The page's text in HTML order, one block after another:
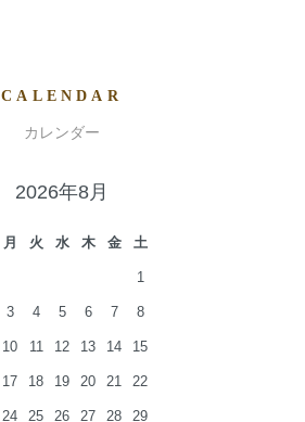
CALENDAR
カレンダー
2026年8月
月 火 水 木 金 土
1
3 4 5 6 7 8
10 11 12 13 14 15
17 18 19 20 21 22
24 25 26 27 28 29